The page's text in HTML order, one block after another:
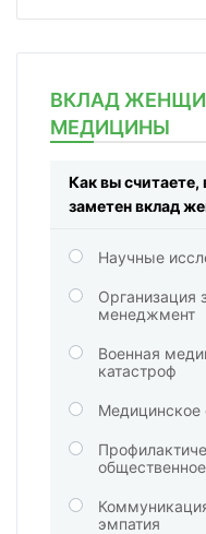
ВКЛАД
МЕДИЦИНЫ
Как вы считаете,
заметен вклад
Научные
Организация
менеджмент
Военная
катастроф
Медицинское
эмпатия